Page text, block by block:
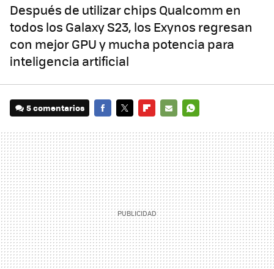
Después de utilizar chips Qualcomm en
todos los Galaxy S23, los Exynos regresan
con mejor GPU y mucha potencia para
inteligencia artificial
5 comentarios
MAIL